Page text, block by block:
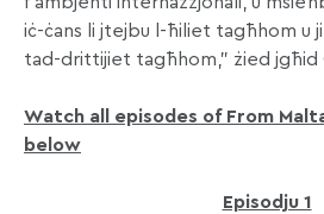
iċ-ċans li jtejbu l-ħiliet tagħhom u
tad-drittijiet tagħhom,” żied jgħid
Watch all episodes of From
below
Episodju 1